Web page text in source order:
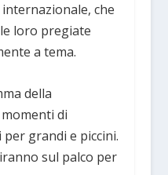
che
loro pregiate
a tema.
della
di
grandi e piccini.
sul palco per